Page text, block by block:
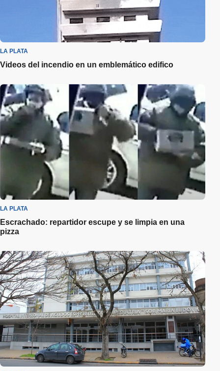
LA PLATA
Videos del incendio en un emblemático edifico
LA PLATA
Escrachado: repartidor escupe y se limpia en una
pizza